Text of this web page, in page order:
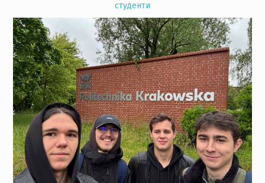
студенти